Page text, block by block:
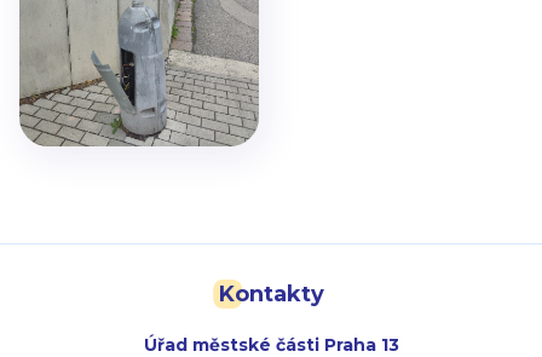
Kontakty
Úřad městské části Praha 13